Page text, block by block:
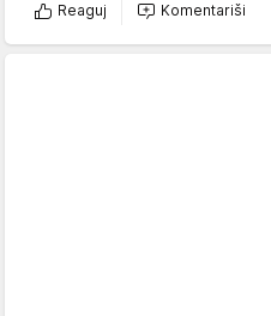
Reaguj Komentariši